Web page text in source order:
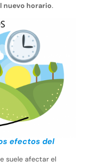
nuevo horario.
efectos del
suele afectar el